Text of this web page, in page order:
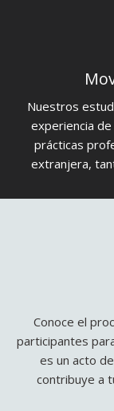
Nuestros
experiencia
prácticas
extranjera,
Conoce el
participantes
es un acto
contribuye a